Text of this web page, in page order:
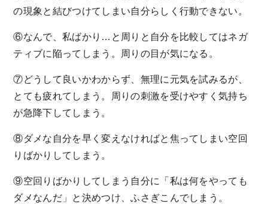
の現象と結びつけてしまい自分らしく行動できない。
⑥なんで、私ばかり…と周りと自分を比較してはネガ
ティブに陥ってしまう。周りの目が気になる。
⑦どうして良いかわからず、無理に元気を試みるが、
とても疲れてしまう。周りの刺激を受けやすく気持ち
が急降下してしまう。
⑧ダメな自分を早く変えなければと焦ってしまい空回
りばかりしてしまう。
⑨空回りばかりしてしまう自分に「私は何をやっても
ダメなんだ」と決めつけ、ふさぎこんでしまう。